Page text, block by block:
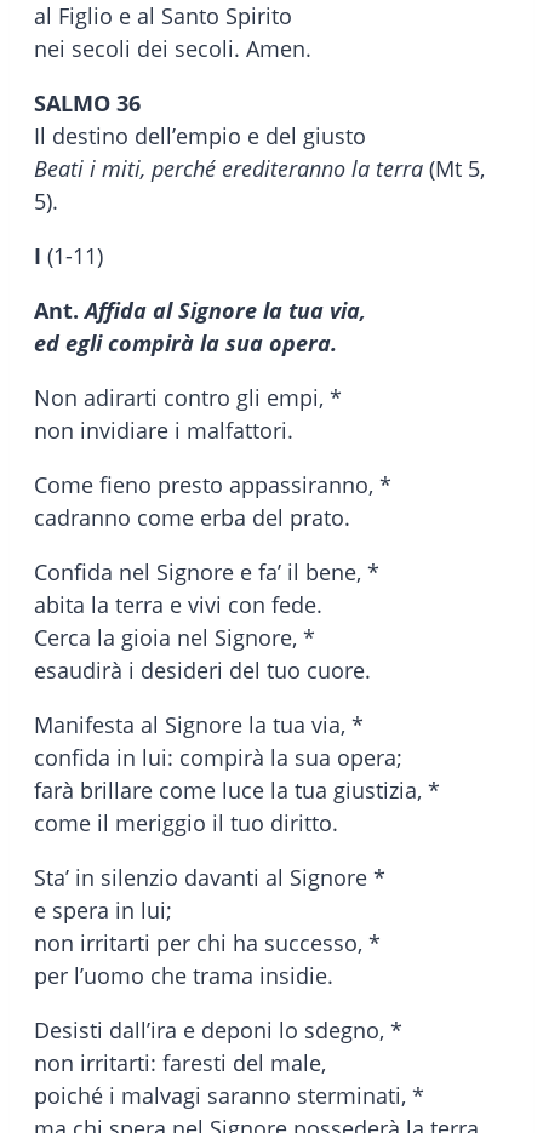
al Figlio e al Santo Spirito
nei secoli dei secoli. Amen.
SALMO 36
Il destino dell’empio e del giusto
Beati i miti, perché erediteranno la terra (Mt 5,
5).
I (1-11)
Ant.Affida al Signore la tua via,
ed egli compirà la sua opera.
Non adirarti contro gli empi, *
non invidiare i malfattori.
Come fieno presto appassiranno, *
cadranno come erba del prato.
Confida nel Signore e fa’ il bene, *
abita la terra e vivi con fede.
Cerca la gioia nel Signore, *
esaudirà i desideri del tuo cuore.
Manifesta al Signore la tua via, *
confida in lui: compirà la sua opera;
farà brillare come luce la tua giustizia, *
come il meriggio il tuo diritto.
Sta’ in silenzio davanti al Signore *
e spera in lui;
non irritarti per chi ha successo, *
per l’uomo che trama insidie.
Desisti dall’ira e deponi lo sdegno, *
non irritarti: faresti del male,
poiché i malvagi saranno sterminati, *